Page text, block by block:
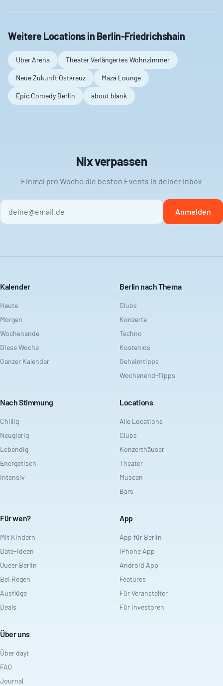
Weitere Locations in Berlin-Friedrichshain
Uber Arena Theater Verlängertes Wohnzimmer
Neue Zukunft Ostkreuz Maza Lounge
Epic Comedy Berlin about blank
Nix verpassen
Einmal pro Woche die besten Events in deiner Inbox
Anmelden
Kalender
Heute
Morgen
Wochenende
Diese Woche
Ganzer Kalender
Berlin nach Thema
Clubs
Konzerte
Techno
Kostenlos
Geheimtipps
Wochenend-Tipps
Nach Stimmung
Chillig
Neugierig
Lebendig
Energetisch
Intensiv
Locations
Alle Locations
Clubs
Konzerthäuser
Theater
Museen
Bars
Für wen?
Mit Kindern
Date-Ideen
Queer Berlin
Bei Regen
Ausflüge
Deals
App
App für Berlin
iPhone App
Android App
Features
Für Veranstalter
Für Investoren
Über uns
Über dayt
FAQ
Journal